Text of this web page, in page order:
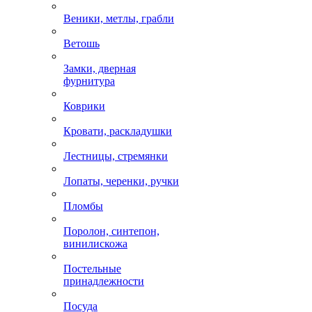
Веники, метлы, грабли
Ветошь
Замки, дверная
фурнитура
Коврики
Кровати, раскладушки
Лестницы, стремянки
Лопаты, черенки, ручки
Пломбы
Поролон, синтепон,
винилискожа
Постельные
принадлежности
Посуда